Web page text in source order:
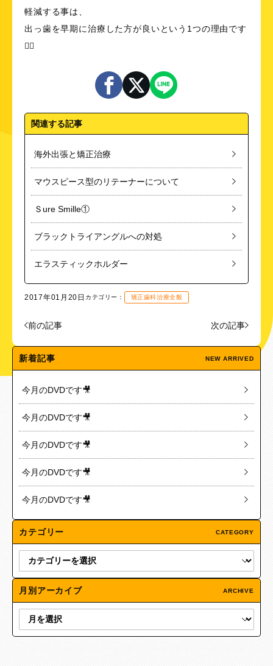
軽減する事は、
出っ歯を早期に治療した方が良いという1つの理由です
☝🏻️
関連する記事
海外出張と矯正治療
マウスピース型のリテーナーについて
Ｓure Smille①
ブラックトライアングルへの対処
エラスティックホルダー
2017年01月20日 カテゴリー： 矯正歯科治療全般
前の記事 次の記事
新着記事 NEW ARRIVED
今月のDVDです🎥
今月のDVDです🎥
今月のDVDです🎥
今月のDVDです🎥
今月のDVDです🎥
カテゴリー CATEGORY
月別アーカイブ ARCHIVE